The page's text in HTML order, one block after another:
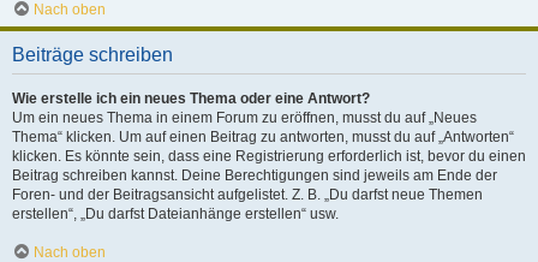
Nach oben
Beiträge schreiben
Wie erstelle ich ein neues Thema oder eine Antwort?
Um ein neues Thema in einem Forum zu eröffnen, musst du auf „Neues
Thema“ klicken. Um auf einen Beitrag zu antworten, musst du auf „Antworten“
klicken. Es könnte sein, dass eine Registrierung erforderlich ist, bevor du einen
Beitrag schreiben kannst. Deine Berechtigungen sind jeweils am Ende der
Foren- und der Beitragsansicht aufgelistet. Z. B. „Du darfst neue Themen
erstellen“, „Du darfst Dateianhänge erstellen“ usw.
Nach oben